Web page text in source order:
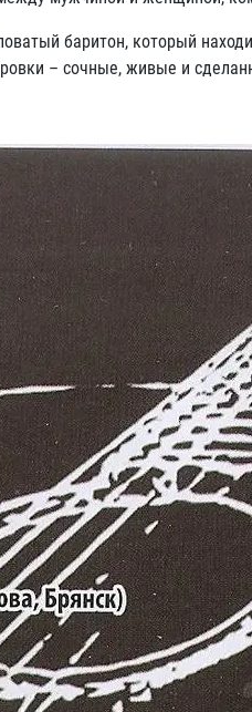
баритон, который находит
– сочные, живые и